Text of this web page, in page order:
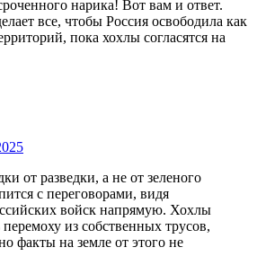
нарика! Вот вам и ответ.
все, чтобы Россия освободила как
пока хохлы согласятся на
от разведки, а не от зеленого
с переговорами, видя
войск напрямую. Хохлы
из собственных трусов,
факты на земле от этого не